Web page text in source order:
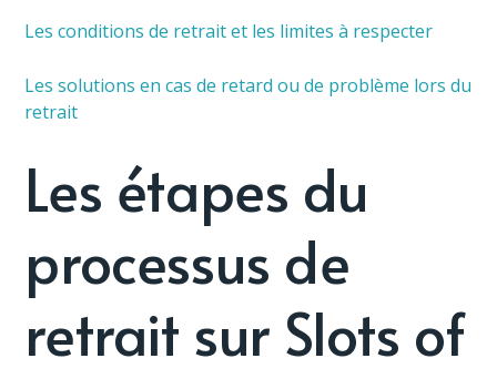
Les conditions de retrait et les limites à respecter
Les solutions en cas de retard ou de problème lors du
retrait
Les étapes du
processus de
retrait sur Slots of